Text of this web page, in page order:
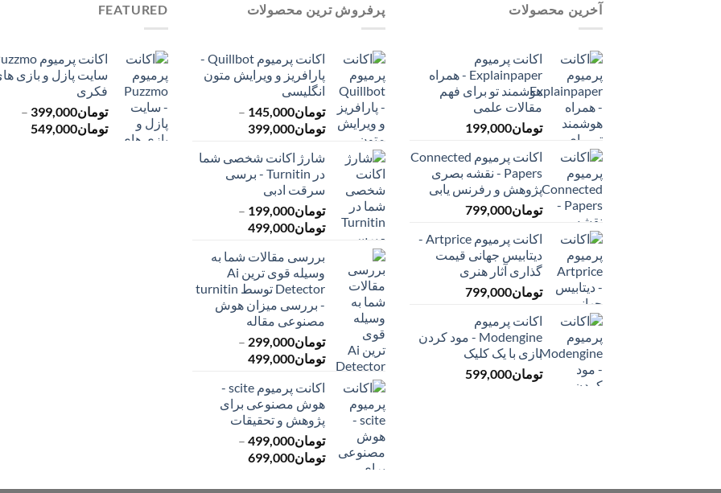
آخرین محصولات
اکانت پرمیوم
Explainpaper - همراه
هوشمند تو برای فهم
مقالات علمی
تومان199,000
اکانت پرمیوم Connected
Papers - نقشه بصری
پژوهش و رفرنس یابی
تومان799,000
اکانت پرمیوم Artprice -
دیتابیس جهانی قیمت
‌گذاری آثار هنری
تومان799,000
اکانت پرمیوم
Modengine - مود کردن
بازی با یک کلیک
تومان599,000
پرفروش ترین محصولات
اکانت پرمیوم Quillbot -
پارافریز و ویرایش متون
انگلیسی
تومان145,000
–
تومان399,000
تومان145,000
تا
شارژ اکانت شخصی شما
در Turnitin - برسی
سرقت ادبی
تومان199,000
–
تومان499,000محدوده
تومان199,000
تا
تومان499,000
بررسی مقالات شما به
وسیله قوی ترین Ai
Detector توسط turnitin
- بررسی میزان هوش
مصنوعی مقاله
تومان299,000
–
تومان499,000محدوده
تا
تومان499,000
اکانت پرمیوم scite -
هوش مصنوعی برای
پژوهش و تحقیقات
تومان499,000
–
تومان699,000محدوده
FEATURED
سایت پازل و بازی
فکری
تومان399,000
–
تومان549,000